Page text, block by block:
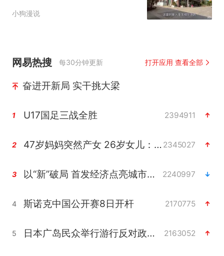
活
小狗漫说
网易热搜 每30分钟更新 打开应用 查看全部
奋进开新局 实干挑大梁
1 U17国足三战全胜 2394911
2 47岁妈妈突然产女 26岁女儿：很震惊 2345027
3 以“新”破局 首发经济点亮城市消费活力 2240997
4 斯诺克中国公开赛8日开杆 2170775
5 日本广岛民众举行游行反对政府行径 2163052